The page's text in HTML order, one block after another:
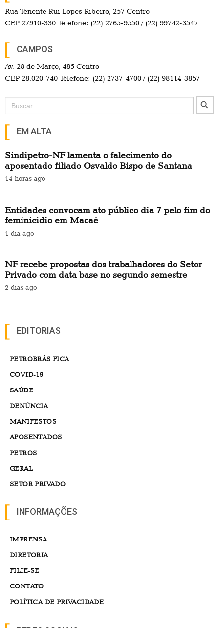
Rua Tenente Rui Lopes Ribeiro, 257 Centro
CEP 27910-330 Telefone: (22) 2765-9550 / (22) 99742-3547
CAMPOS
Av. 28 de Março, 485 Centro
CEP 28.020-740 Telefone: (22) 2737-4700 / (22) 98114-3857
Search
for:
Search Button
EM ALTA
Sindipetro-NF lamenta o falecimento do
aposentado filiado Osvaldo Bispo de Santana
14 horas ago
Entidades convocam ato público dia 7 pelo fim do
feminicídio em Macaé
1 dia ago
NF recebe propostas dos trabalhadores do Setor
Privado com data base no segundo semestre
2 dias ago
EDITORIAS
PETROBRÁS FICA
COVID-19
SAÚDE
DENÚNCIA
MANIFESTOS
APOSENTADOS
PETROS
GERAL
SETOR PRIVADO
INFORMAÇÕES
IMPRENSA
DIRETORIA
FILIE-SE
CONTATO
POLÍTICA DE PRIVACIDADE